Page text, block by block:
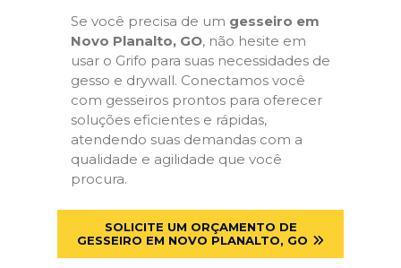
Se você precisa de um gesseiro em
Novo Planalto, GO, não hesite em
usar o Grifo para suas necessidades de
gesso e drywall. Conectamos você
com gesseiros prontos para oferecer
soluções eficientes e rápidas,
atendendo suas demandas com a
qualidade e agilidade que você
procura.
SOLICITE UM ORÇAMENTO DE
GESSEIRO EM NOVO PLANALTO, GO